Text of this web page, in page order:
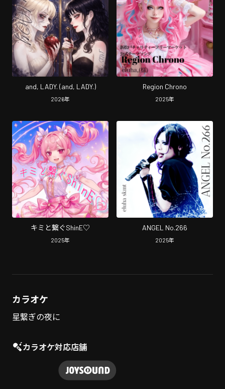
and, LADY. (and, LADY.)
2026年
Region Chrono
2025年
キミと繋ぐShinE♡
2025年
ANGEL No.266
2025年
カラオケ
星繋ぎの夜に
カラオケ対応店舗